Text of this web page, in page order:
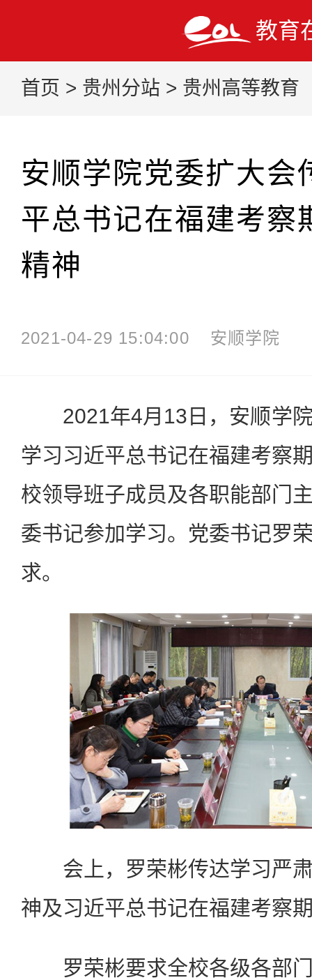
教育
首页 > 贵州分站 > 贵州高等教育
安顺学院党委扩大会
平总书记在福建考察
精神
2021-04-29 15:04:00 安顺学院
2021年4月13日，安顺学院
学习习近平总书记在福建考察
校领导班子成员及各职能部门
委书记参加学习。党委书记罗
求。
会上，罗荣彬传达学习严肃
神及习近平总书记在福建考察
罗荣彬要求全校各级各部门